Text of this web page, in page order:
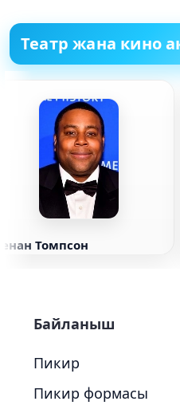
Театр жана кино
Томпсон
Байланыш
Пикир
Пикир формасы